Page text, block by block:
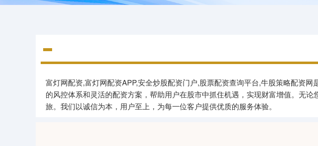
富灯网配资,富灯网配资APP,安全炒股配资门户,股票配资查询平台,牛股策略配资
的风控体系和灵活的配资方案，帮助用户在股市中抓住机遇，实现财富增值。无
旅。我们以诚信为本，用户至上，为每一位客户提供优质的服务体验。